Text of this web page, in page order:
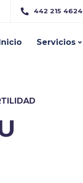
442 215 4624
Servicios